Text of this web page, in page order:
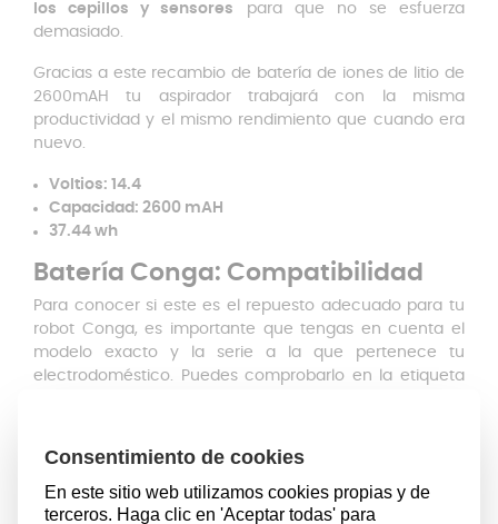
los cepillos y sensores para que no se esfuerza
demasiado.
Gracias a este recambio de batería de iones de litio de
2600mAH tu aspirador trabajará con la misma
productividad y el mismo rendimiento que cuando era
nuevo.
Voltios: 14.4
Capacidad: 2600 mAH
37.44 wh
Batería Conga: Compatibilidad
Para conocer si este es el repuesto adecuado para tu
robot Conga, es importante que tengas en cuenta el
modelo exacto y la serie a la que pertenece tu
electrodoméstico. Puedes comprobarlo en la etiqueta
es compatible con los siguientes modelos de Cecotec
Conga Serie 1290